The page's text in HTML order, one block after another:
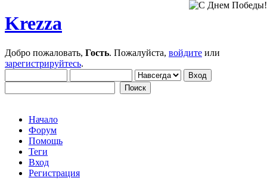
Krezza
Добро пожаловать, Гость. Пожалуйста, войдите или
зарегистрируйтесь.
Начало
Форум
Помощь
Теги
Вход
Регистрация